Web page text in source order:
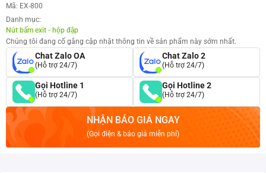
Mã: EX-800
Danh mục:
Nút bấm exit - hộp đập
Chúng tôi đang cố gắng cập nhật thông tin về sản phẩm này sớm nhất.
Chat Zalo OA
(Hỗ trợ 24/7)
Chat Zalo 2
(Hỗ trợ 24/7)
Gọi Hotline 1
(Hỗ trợ 24/7)
Gọi Hotline 2
(Hỗ trợ 24/7)
NHẬN BÁO GIÁ NGAY
(Gọi điện & báo giá miễn phí)